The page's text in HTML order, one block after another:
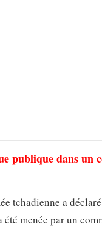
publique dans un
tchadienne a
menée par un